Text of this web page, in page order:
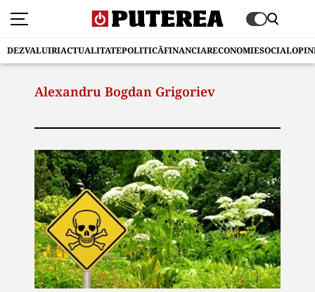
DEZVALUIRIACTUALITATEPOLITICĂFINANCIARECONOMIESOCIAL
Alexandru Bogdan Grigoriev